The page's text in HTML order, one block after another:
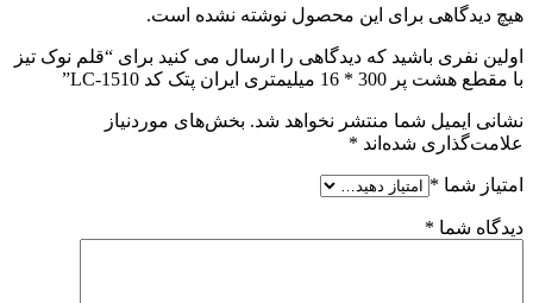
هیچ دیدگاهی برای این محصول نوشته نشده است.
اولین نفری باشید که دیدگاهی را ارسال می کنید برای “قلم نوک تیز
با مقطع هشت پر 300 * 16 میلیمتری ایران پتک کد LC-1510”
نشانی ایمیل شما منتشر نخواهد شد. بخش‌های موردنیاز
علامت‌گذاری شده‌اند *
امتیاز شما *
دیدگاه شما *